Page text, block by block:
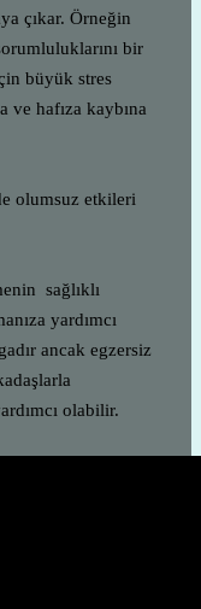
çıkar. Örneğin
bir
büyük stres
ve hafıza kaybına
olumsuz etkileri
sağlıklı
yardımcı
ancak egzersiz
olabilir.